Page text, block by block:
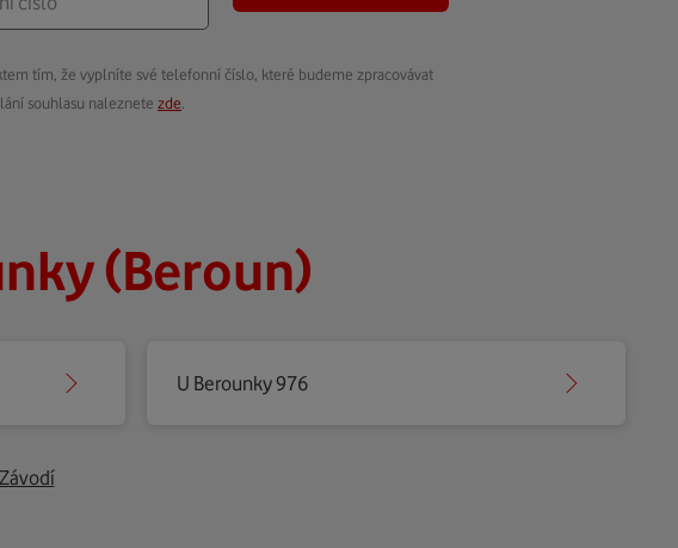
tím, že vyplníte své telefonní číslo, které budeme zpracovávat
souhlasu naleznete zde
(Beroun)
U Berounky 976